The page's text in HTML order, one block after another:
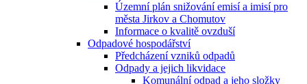
Územní plán snižování emisí a imisí pro
města Jirkov a Chomutov
Informace o kvalitě ovzduší
Odpadové hospodářství
Předcházení vzniků odpadů
Odpady a jejich likvidace
Komunální odpad a jeho složky